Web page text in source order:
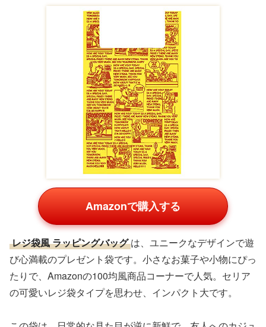
Amazonで購入する
レジ袋風 ラッピングバッグ は、ユニークなデザインで遊
び心満載のプレゼント袋です。小さなお菓子や小物にぴっ
たりで、Amazonの100均風商品コーナーで人気。セリア
の可愛いレジ袋タイプを思わせ、インパクト大です。